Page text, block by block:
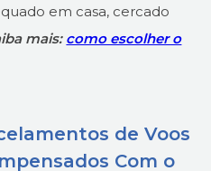
em casa, cercado
mais: como escolher o
de Voos
Com o